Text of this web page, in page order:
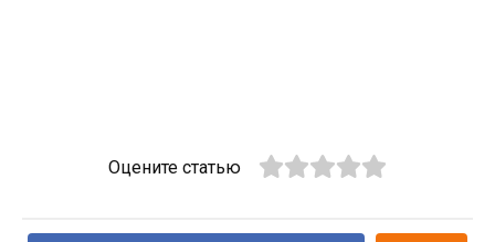
Оцените статью